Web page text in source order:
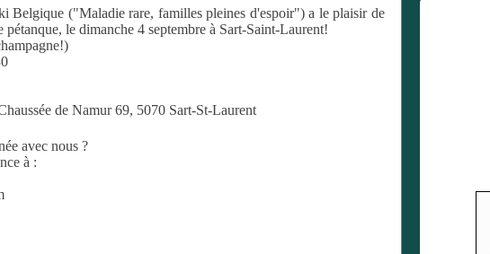
Belgique ("Maladie rare, familles pleines d'espoir") a le plaisir de
le dimanche 4 septembre à Sart-Saint-Laurent!
de Namur 69, 5070 Sart-St-Laurent
avec nous ?
à :